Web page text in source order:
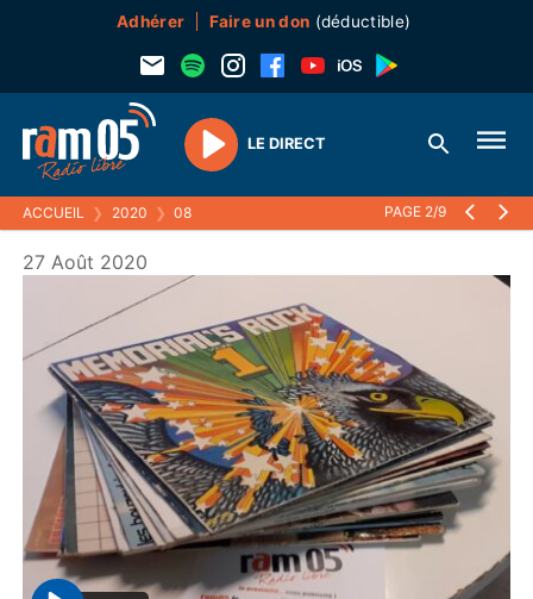
Adhérer Faire un don (déductible)
Play
LE DIRECT
ACCUEIL ❯ 2020 ❯ 08 PAGE 2/9
27 Août 2020